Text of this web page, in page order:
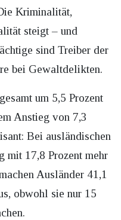
Kriminalität,
steigt – und
sind Treiber der
bei Gewaltdelikten.
um 5,5 Prozent
Anstieg von 7,3
Bei ausländischen
mit 17,8 Prozent mehr
Ausländer 41,1
obwohl sie nur 15